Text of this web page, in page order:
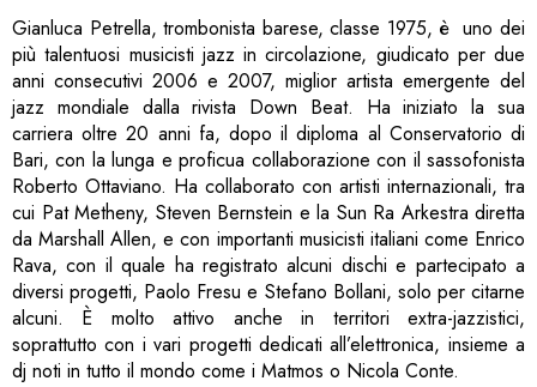
Gianluca Petrella, trombonista barese, classe 1975, è uno dei
più talentuosi musicisti jazz in circolazione, giudicato per due
anni consecutivi 2006 e 2007, miglior artista emergente del
jazz mondiale dalla rivista Down Beat. Ha iniziato la sua
carriera oltre 20 anni fa, dopo il diploma al Conservatorio di
Bari, con la lunga e proficua collaborazione con il sassofonista
Roberto Ottaviano. Ha collaborato con artisti internazionali, tra
cui Pat Metheny, Steven Bernstein e la Sun Ra Arkestra diretta
da Marshall Allen, e con importanti musicisti italiani come Enrico
Rava, con il quale ha registrato alcuni dischi e partecipato a
diversi progetti, Paolo Fresu e Stefano Bollani, solo per citarne
alcuni. È molto attivo anche in territori extra-jazzistici,
soprattutto con i vari progetti dedicati all’elettronica, insieme a
dj noti in tutto il mondo come i Matmos o Nicola Conte.